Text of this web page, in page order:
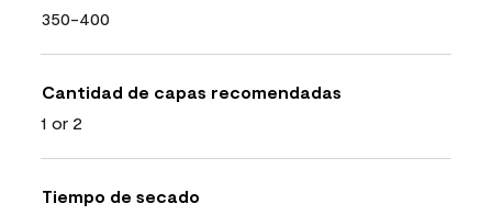
350-400
Cantidad de capas recomendadas
1 or 2
Tiempo de secado